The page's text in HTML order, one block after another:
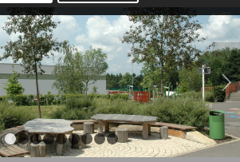
Suivant
1 2 3 4 5 6 7 8 9